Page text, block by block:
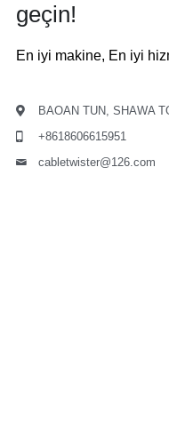
geçin!
En iyi makine, En iyi
BAOAN TUN, SHAWA
+8618606615951
cabletwister@126.com